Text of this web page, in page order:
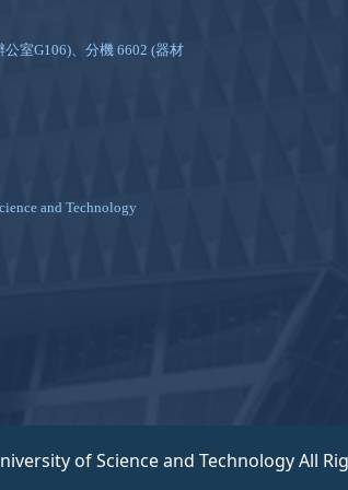
室G106)、分機 6602 (器材
and Technology
of Science and Technology All